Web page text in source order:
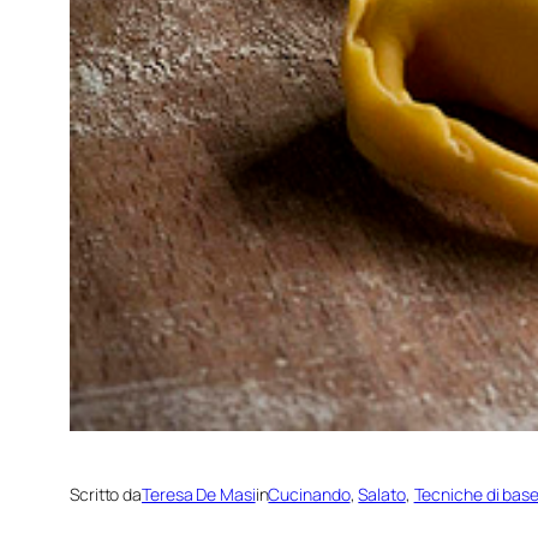
Scritto daTeresa De MasiinCucinando, Salato, Tecniche di base